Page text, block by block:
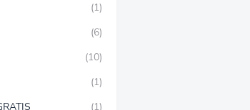
(1)
(6)
(10)
(1)
(1)